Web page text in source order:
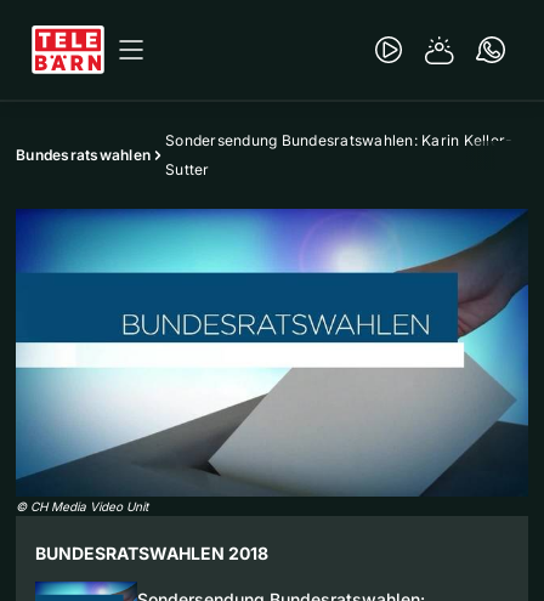
Bundesratswahlen
Sondersendung Bundesratswahlen: Karin Keller-
Sutter
© CH Media Video Unit
BUNDESRATSWAHLEN 2018